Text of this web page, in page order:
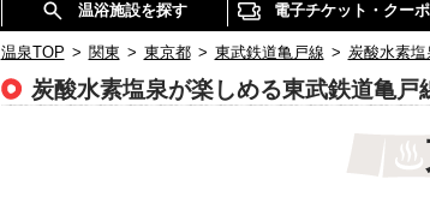
温浴施設を探す 電子チケット・クー
温泉TOP > 関東 > 東京都 > 東武鉄道亀戸線 > 炭酸水素
炭酸水素塩泉が楽しめる東武鉄道亀